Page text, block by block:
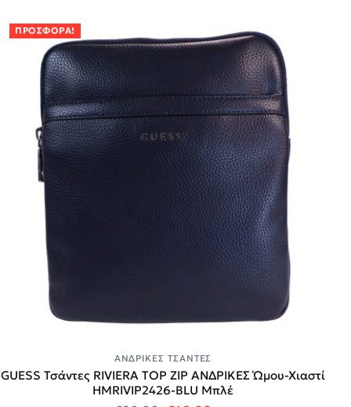
ΠΡΟΣΦΟΡΆ!
ΑΝΔΡΙΚΈΣ ΤΣΆΝΤΕΣ
GUESS Τσάντες RIVIERA TOP ZIP ΑΝΔΡΙΚΕΣ Ώμου-Χιαστί
HMRIVIP2426-BLU Μπλέ